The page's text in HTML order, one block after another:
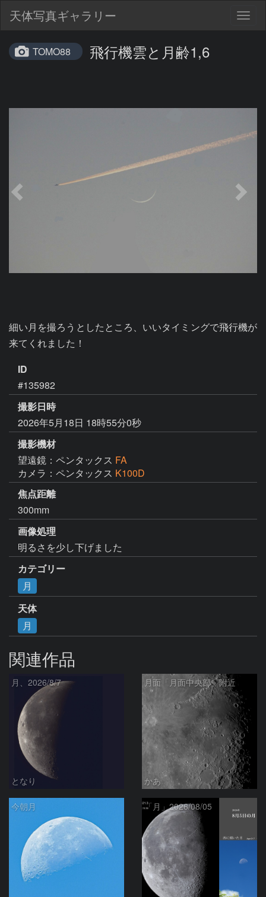
天体写真ギャラリー
TOMO88 飛行機雲と月齢1,6
細い月を撮ろうとしたところ、いいタイミングで飛行機が
来てくれました！
ID
#135982
撮影日時
2026年5月18日 18時55分0秒
撮影機材
望遠鏡：ペンタックス FA
カメラ：ペンタックス K100D
焦点距離
300mm
画像処理
明るさを少し下げました
カテゴリー
月
天体
月
関連作品
月、2026/8/7
となり
月面「月面中央部」附近
かあ
今朝月 「月」2026/08/05